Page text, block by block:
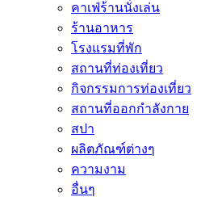
คาเฟ่ร้านนั่งเล่น
ร้านอาหาร
โรงแรมที่พัก
สถานที่ท่องเที่ยว
กิจกรรมการท่องเที่ยว
สถานที่ออกกำลังกาย
สปา
ผลิตภัณฑ์ต่างๆ
ความงาม
อื่นๆ